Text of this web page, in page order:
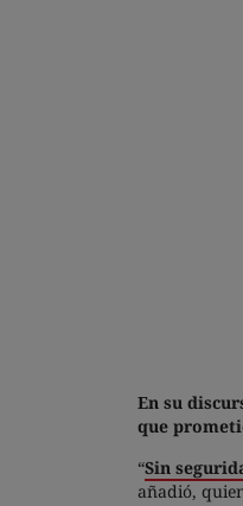
En su
que
“Sin
añadió,